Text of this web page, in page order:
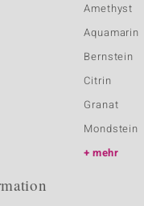
Amethyst
Aquamarin
Bernstein
Citrin
Granat
Mondstein
mehr